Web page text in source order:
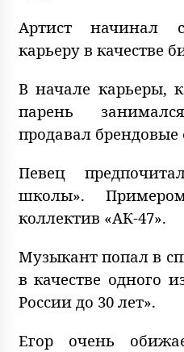
Артист начинал
карьеру в качестве
В начале карьеры,
парень
продавал брендовые
Певец
школы».
коллектив «АК-47».
Музыкант попал в
в качестве одного
России до 30 лет».
Егор очень